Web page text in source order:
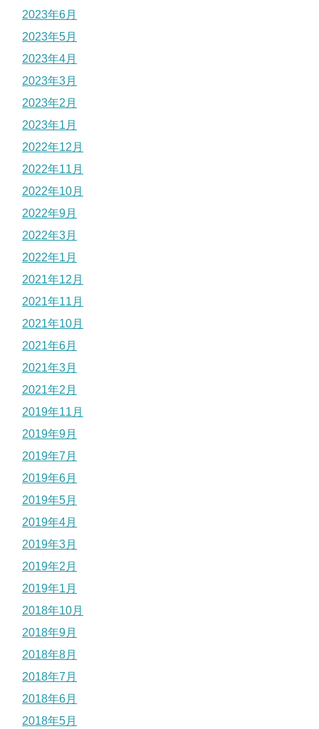
2023年6月
2023年5月
2023年4月
2023年3月
2023年2月
2023年1月
2022年12月
2022年11月
2022年10月
2022年9月
2022年3月
2022年1月
2021年12月
2021年11月
2021年10月
2021年6月
2021年3月
2021年2月
2019年11月
2019年9月
2019年7月
2019年6月
2019年5月
2019年4月
2019年3月
2019年2月
2019年1月
2018年10月
2018年9月
2018年8月
2018年7月
2018年6月
2018年5月